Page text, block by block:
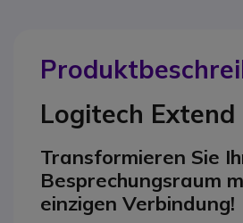
Logitech Extend
Transformieren Sie
Besprechungsraum
einzigen Verbindung!